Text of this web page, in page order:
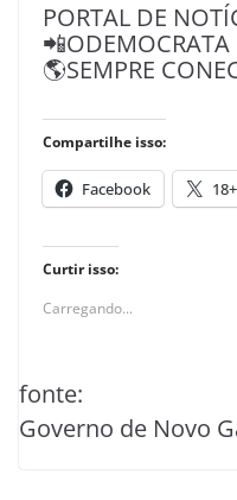
PORTAL DE
📲ODEMOCRATA
🌎SEMPRE
Compartilhe isso:
Facebook 18+
Curtir isso:
Carregando...
fonte:
Governo de Novo